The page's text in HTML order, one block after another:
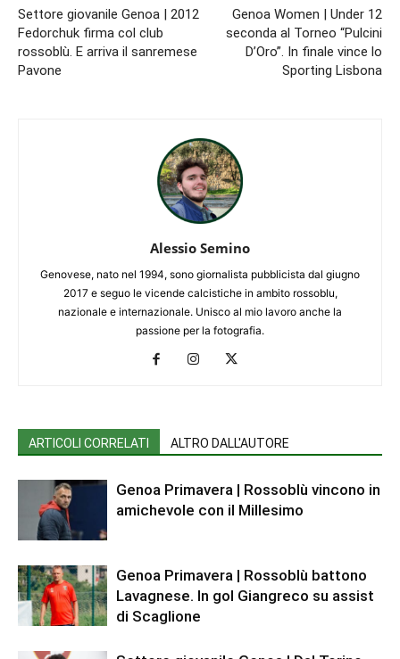
Settore giovanile Genoa | 2012
Fedorchuk firma col club
rossoblù. E arriva il sanremese
Pavone
Genoa Women | Under 12
seconda al Torneo “Pulcini
D’Oro”. In finale vince lo
Sporting Lisbona
Alessio Semino
Genovese, nato nel 1994, sono giornalista pubblicista dal giugno
2017 e seguo le vicende calcistiche in ambito rossoblu,
nazionale e internazionale. Unisco al mio lavoro anche la
passione per la fotografia.
ARTICOLI CORRELATI ALTRO DALL'AUTORE
Genoa Primavera | Rossoblù vincono in
amichevole con il Millesimo
Genoa Primavera | Rossoblù battono
Lavagnese. In gol Giangreco su assist
di Scaglione